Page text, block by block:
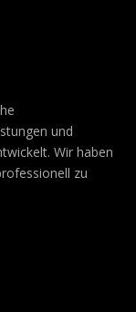
und
Wir haben
zu